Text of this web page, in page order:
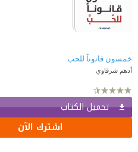
خمسون قانوناً للحب
أدهم شرقاوي
تحميل الكتاب
اشترك الآن